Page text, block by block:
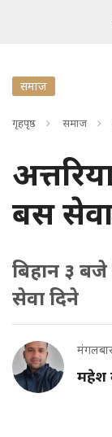
समाज
गृहपृष्ठ समाज
बस
बिहान ३
सेवा दिने
महेश